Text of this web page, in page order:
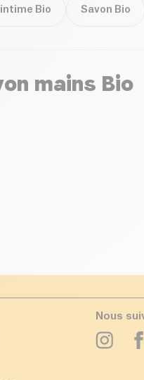
Bio Savon Bio
mains Bio
Nous